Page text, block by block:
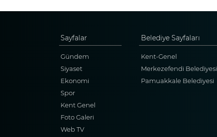
Sayfalar
Gündem
Siyaset
Ekonomi
Spor
Kent Genel
Foto Galeri
Web TV
Belediye Sayfaları
Kent-Genel
Merkezefendi Belediyesi
Pamuakkale Belediyesi